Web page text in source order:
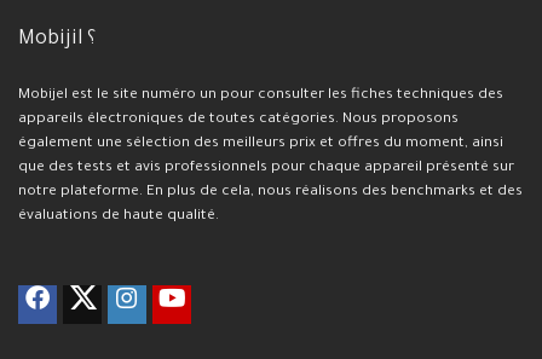
Mobijil ؟
Mobijel est le site numéro un pour consulter les fiches techniques des
appareils électroniques de toutes catégories. Nous proposons
également une sélection des meilleurs prix et offres du moment, ainsi
que des tests et avis professionnels pour chaque appareil présenté sur
notre plateforme. En plus de cela, nous réalisons des benchmarks et des
évaluations de haute qualité.